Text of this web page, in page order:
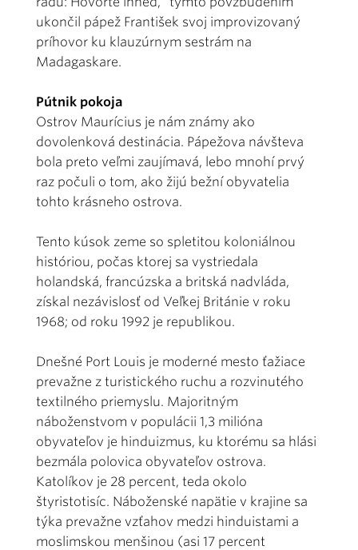
ukončil pápež František svoj improvizovaný
príhovor ku klauzúrnym sestrám na
Madagaskare.
Pútnik pokoja
Ostrov Maurícius je nám známy ako
dovolenková destinácia. Pápežova návšteva
bola preto veľmi zaujímavá, lebo mnohí prvý
raz počuli o tom, ako žijú bežní obyvatelia
tohto krásneho ostrova.
Tento kúsok zeme so spletitou koloniálnou
históriou, počas ktorej sa vystriedala
holandská, francúzska a britská nadvláda,
získal nezávislosť od Veľkej Británie v roku
1968; od roku 1992 je republikou.
Dnešné Port Louis je moderné mesto ťažiace
prevažne z turistického ruchu a rozvinutého
textilného priemyslu. Majoritným
náboženstvom v populácii 1,3 milióna
obyvateľov je hinduizmus, ku ktorému sa hlási
bezmála polovica obyvateľov ostrova.
Katolíkov je 28 percent, teda okolo
štyristotisíc. Náboženské napätie v krajine sa
týka prevažne vzťahov medzi hinduistami a
moslimskou menšinou (asi 17 percent